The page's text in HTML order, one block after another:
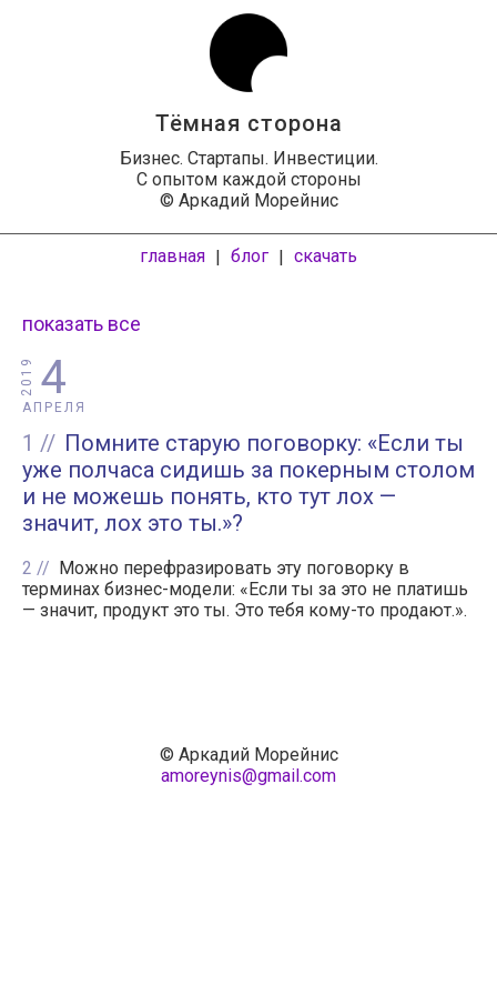
Тёмная сторона
Бизнес. Стартапы. Инвестиции.
С опытом каждой стороны
© Аркадий Морейнис
главная | блог | скачать
показать все
4
АПРЕЛЯ
2019
1
Помните старую поговорку: «Если ты
уже полчаса сидишь за покерным столом
и не можешь понять, кто тут лох —
значит, лох это ты.»?
2
Можно перефразировать эту поговорку в
терминах бизнес-модели: «Если ты за это не платишь
— значит, продукт это ты. Это тебя кому-то продают.».
© Аркадий Морейнис
amoreynis@gmail.com